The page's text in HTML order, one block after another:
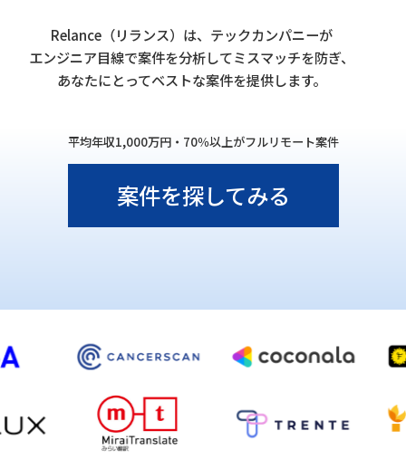
Relance（リランス）は、テックカンパニーが
エンジニア目線で案件を分析してミスマッチを防ぎ、
あなたにとってベストな案件を提供します。
平均年収1,000万円・70％以上がフルリモート案件
案件を探してみる